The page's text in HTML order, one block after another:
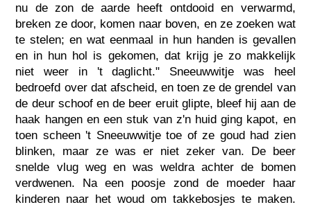
nu de zon de aarde heeft ontdooid en verwarmd,
breken ze door, komen naar boven, en ze zoeken wat
te stelen; en wat eenmaal in hun handen is gevallen
en in hun hol is gekomen, dat krijg je zo makkelijk
niet weer in 't daglicht." Sneeuwwitje was heel
bedroefd over dat afscheid, en toen ze de grendel van
de deur schoof en de beer eruit glipte, bleef hij aan de
haak hangen en een stuk van z'n huid ging kapot, en
toen scheen 't Sneeuwwitje toe of ze goud had zien
blinken, maar ze was er niet zeker van. De beer
snelde vlug weg en was weldra achter de bomen
verdwenen. Na een poosje zond de moeder haar
kinderen naar het woud om takkebosjes te maken.